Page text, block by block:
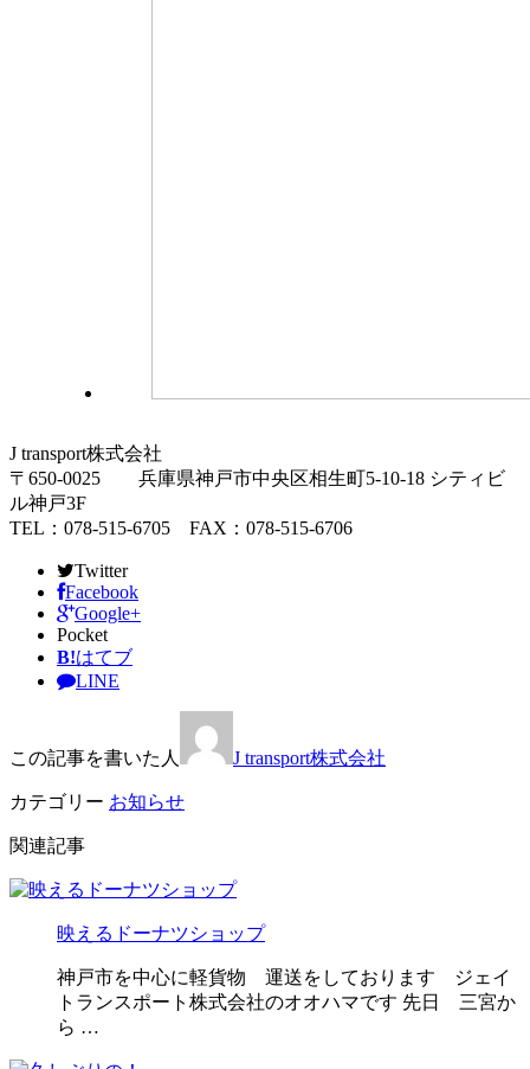
J transport株式会社
〒650-0025 兵庫県神戸市中央区相生町5-10-18 シティビ
ル神戸3F
TEL：078-515-6705 FAX：078-515-6706
Twitter
Facebook
Google+
Pocket
B!はてブ
LINE
この記事を書いた人 J transport株式会社
カテゴリー お知らせ
関連記事
映えるドーナツショップ
神戸市を中心に軽貨物 運送をしております ジェイ
トランスポート株式会社のオオハマです 先日 三宮か
ら …